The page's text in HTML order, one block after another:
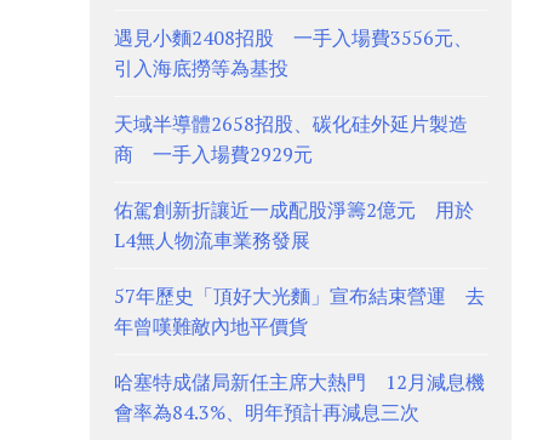
遇見小麵2408招股 一手入場費3556元、
引入海底撈等為基投
天域半導體2658招股、碳化硅外延片製造
商 一手入場費2929元
佑駕創新折讓近一成配股淨籌2億元 用於
L4無人物流車業務發展
57年歷史「頂好大光麵」宣布結束營運 去
年曾嘆難敵內地平價貨
哈塞特成儲局新任主席大熱門 12月減息機
會率為84.3%、明年預計再減息三次